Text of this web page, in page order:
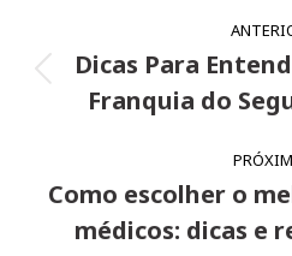
de
post:
Dicas Para
Franquia do
Como escolher o
médicos: dicas e